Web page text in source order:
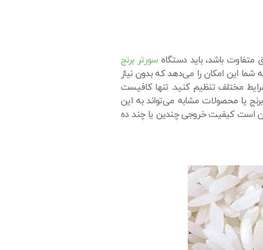
متفاوت باشد، باید دستگاهسورتر برنج
شما این امکان را می‌دهد که بدون نیاز
مختلف تنظیم کنید. تنها کافیست
یا محصولات مشابه می‌تواند به این
است کیفیت خروجی چندین یا چند ده